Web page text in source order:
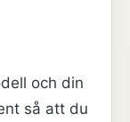
och din
så att du